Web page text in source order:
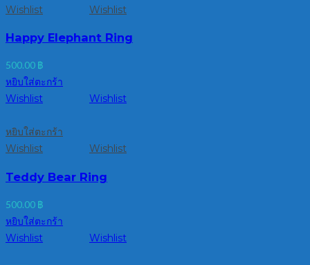
Wishlist
Wishlist
Happy Elephant Ring
500.00 ฿
หยิบใส่ตะกร้า
Wishlist
Wishlist
หยิบใส่ตะกร้า
Wishlist
Wishlist
Teddy Bear Ring
500.00 ฿
หยิบใส่ตะกร้า
Wishlist
Wishlist